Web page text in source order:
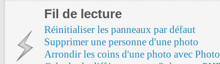
Fil de lecture
Réinitialiser les panneaux par défaut
Supprimer une personne d'une photo
Arrondir les coins d'une photo avec